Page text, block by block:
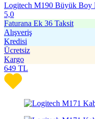
Logitech M190 Büyük Boy
5,0
Faturana Ek 36 Taksit
Alışveriş
Kredisi
Ücretsiz
Kargo
649 TL